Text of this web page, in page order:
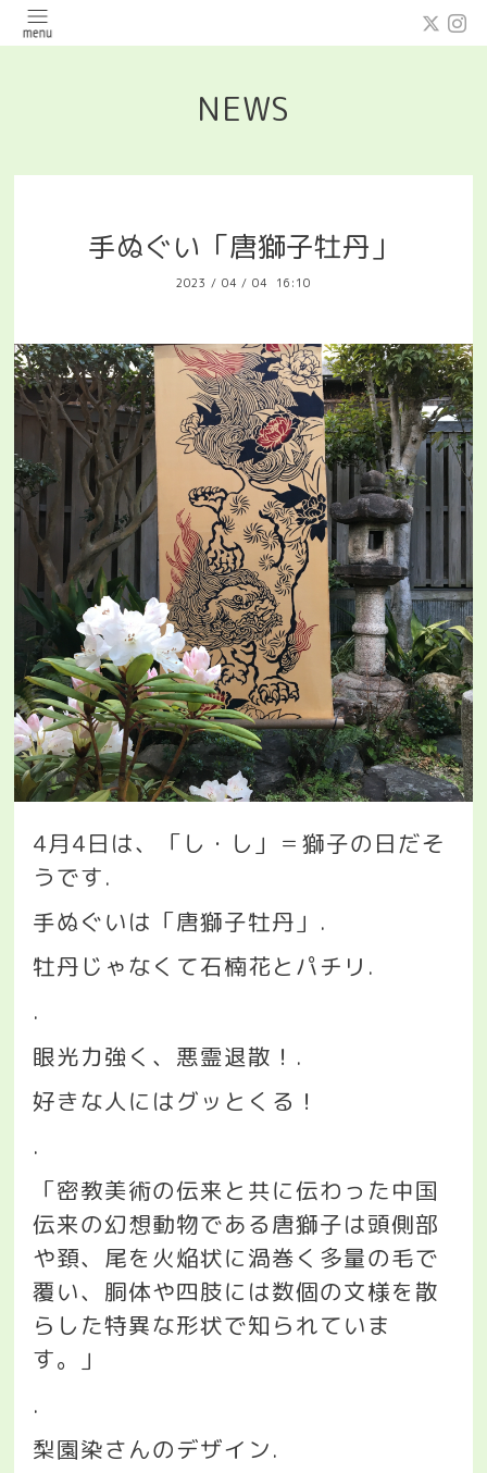
NEWS
手ぬぐい「唐獅子牡丹」
2023 / 04 / 04 16:10
4月4日は、「し・し」＝獅子の日だそ
うです.
手ぬぐいは「唐獅子牡丹」 .
牡丹じゃなくて石楠花とパチリ .
.
眼光力強く、悪霊退散！ .
好きな人にはグッとくる！
.
「密教美術の伝来と共に伝わった中国
伝来の幻想動物である唐獅子は頭側部
や頚、尾を火焔状に渦巻く多量の毛で
覆い、胴体や四肢には数個の文様を散
らした特異な形状で知られていま
す。」
.
梨園染さんのデザイン.